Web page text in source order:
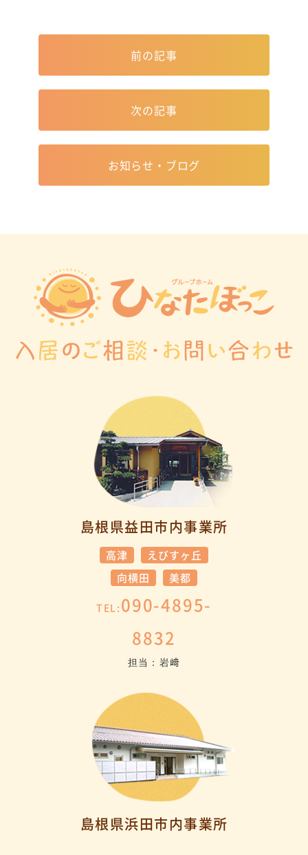
前の記事
次の記事
お知らせ・ブログ
島根県益田市内事業所
高津
えびすヶ丘
向横田
美都
TEL: 090-4895-
8832
担当：岩﨑
島根県浜田市内事業所